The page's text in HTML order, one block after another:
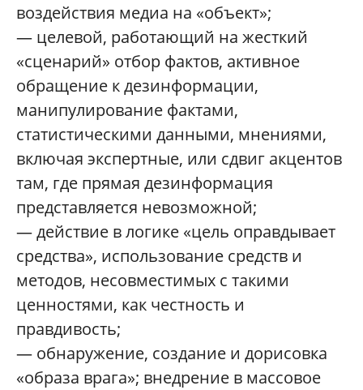
воздействия медиа на «объект»;
— целевой, работающий на жесткий
«сценарий» отбор фактов, активное
обращение к дезинформации,
манипулирование фактами,
статистическими данными, мнениями,
включая экспертные, или сдвиг акцентов
там, где прямая дезинформация
представляется невозможной;
— действие в логике «цель оправдывает
средства», использование средств и
методов, несовместимых с такими
ценностями, как честность и
правдивость;
— обнаружение, создание и дорисовка
«образа врага»; внедрение в массовое